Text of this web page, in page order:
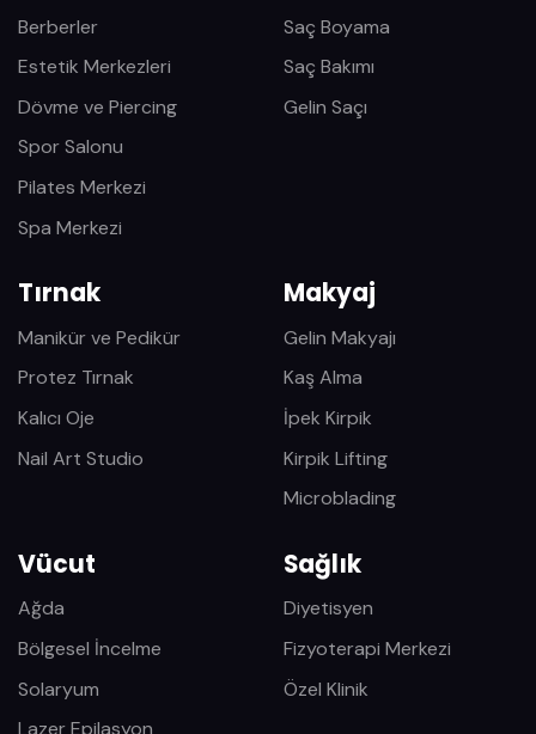
Berberler
Estetik Merkezleri
Dövme ve Piercing
Spor Salonu
Pilates Merkezi
Spa Merkezi
Saç Boyama
Saç Bakımı
Gelin Saçı
Tırnak
Manikür ve Pedikür
Protez Tırnak
Kalıcı Oje
Nail Art Studio
Makyaj
Gelin Makyajı
Kaş Alma
İpek Kirpik
Kirpik Lifting
Microblading
Vücut
Ağda
Bölgesel İncelme
Solaryum
Lazer Epilasyon
Sağlık
Diyetisyen
Fizyoterapi Merkezi
Özel Klinik